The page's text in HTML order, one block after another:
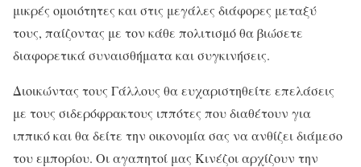
μικρές ομοιότητες και στις μεγάλες διάφορες μεταξύ
τους, παίζοντας με τον κάθε πολιτισμό θα βιώσετε
διαφορετικά συναισθήματα και συγκινήσεις.
Διοικώντας τους Γάλλους θα ευχαριστηθείτε επελάσεις
με τους σιδερόφρακτους ιππότες που διαθέτουν για
ιππικό και θα δείτε την οικονομία σας να ανθίζει διάμεσο
του εμπορίου. Οι αγαπητοί μας Κινέζοι αρχίζουν την